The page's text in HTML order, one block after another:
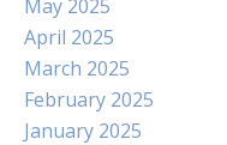
May 2025
April 2025
March 2025
February 2025
January 2025